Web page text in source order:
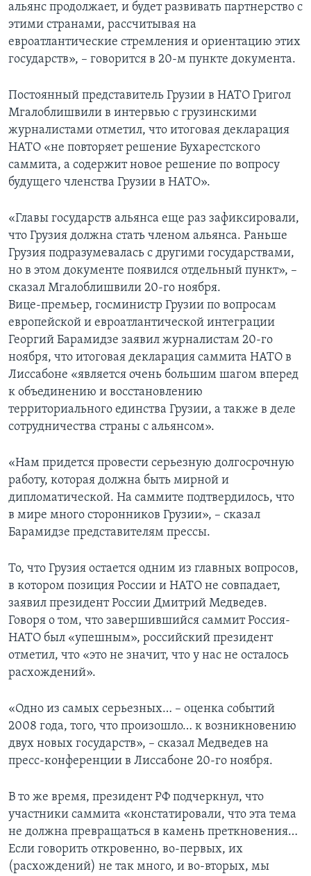
альянс продолжает, и будет развивать партнерство с
этими странами, рассчитывая на
евроатлантические стремления и ориентацию этих
государств», – говорится в 20-м пункте документа.
Постоянный представитель Грузии в НАТО Григол
Мгалоблишвили в интервью с грузинскими
журналистами отметил, что итоговая декларация
НАТО «не повторяет решение Бухарестского
саммита, а содержит новое решение по вопросу
будущего членства Грузии в НАТО».
«Главы государств альянса еще раз зафиксировали,
что Грузия должна стать членом альянса. Раньше
Грузия подразумевалась с другими государствами,
но в этом документе появился отдельный пункт», –
сказал Мгалоблишвили 20-го ноября.
Вице-премьер, госминистр Грузии по вопросам
европейской и евроатлантической интеграции
Георгий Барамидзе заявил журналистам 20-го
ноября, что итоговая декларация саммита НАТО в
Лиссабоне «является очень большим шагом вперед
к объединению и восстановлению
территориального единства Грузии, а также в деле
сотрудничества страны с альянсом».
«Нам придется провести серьезную долгосрочную
работу, которая должна быть мирной и
дипломатической. На саммите подтвердилось, что
в мире много сторонников Грузии», – сказал
Барамидзе представителям прессы.
То, что Грузия остается одним из главных вопросов,
в котором позиция России и НАТО не совпадает,
заявил президент России Дмитрий Медведев.
Говоря о том, что завершившийся саммит Россия-
НАТО был «упешным», российский президент
отметил, что «это не значит, что у нас не осталось
расхождений».
«Одно из самых серьезных… – оценка событий
2008 года, того, что произошло… к возникновению
двух новых государств», – сказал Медведев на
пресс-конференции в Лиссабоне 20-го ноября.
В то же время, президент РФ подчеркнул, что
участники саммита «констатировали, что эта тема
не должна превращаться в камень преткновения…
Если говорить откровенно, во-первых, их
(расхождений) не так много, и во-вторых, мы